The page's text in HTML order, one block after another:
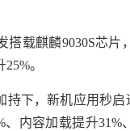
载麒麟9030S芯片
。
下，新机应用秒启
、内容加载提升31%